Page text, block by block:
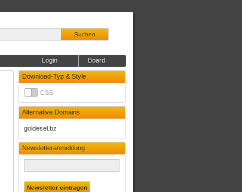
Suchen
Board
Login
Download-Typ & Style
CSS
Alternative Domains
goldesel.bz
Newsletteranmeldung